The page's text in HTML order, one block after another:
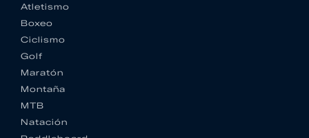
Atletismo
Boxeo
Ciclismo
Golf
Maratón
Montaña
MTB
Natación